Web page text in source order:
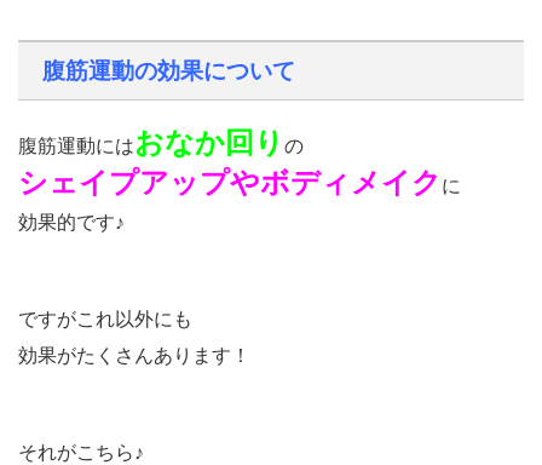
腹筋運動の効果について
腹筋運動にはおなか回り の
シェイプアップやボディメイク に
効果的です♪
ですがこれ以外にも
効果がたくさんあります！
それがこちら♪